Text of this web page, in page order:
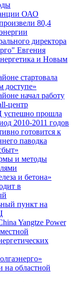
ОАО
80,4
директора
Евгения
и Новым
стартовала
доступе»
начал работу
центр
успешно прошла
2010-2011 годов
готовится к
паводка
и методы
и бетона»
в
пункт на
Yangtze Power
на областной